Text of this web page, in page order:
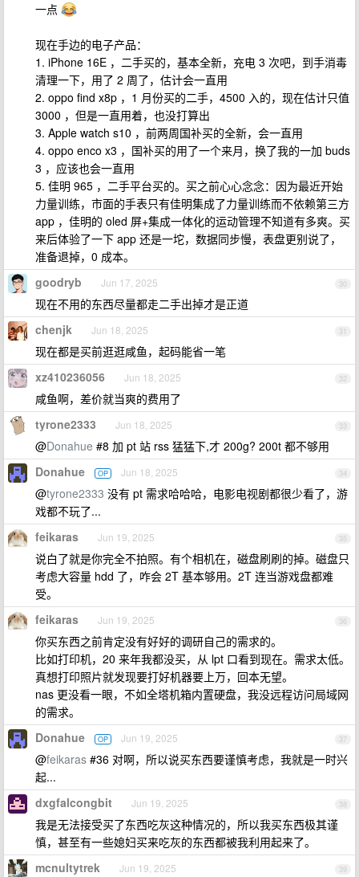
一点
现在手边的电子产品：
1. iPhone 16E ，二手买的，基本全新，充电 3 次吧，到手消毒
清理一下，用了 2 周了，估计会一直用
2. oppo find x8p ，1 月份买的二手，4500 入的，现在估计只值
3000 ，但是一直用着，也没打算出
3. Apple watch s10 ，前两周国补买的全新，会一直用
4. oppo enco x3 ，国补买的用了一个来月，换了我的一加 buds
3 ，应该也会一直用
5. 佳明 965 ，二手平台买的。买之前心心念念：因为最近开始
力量训练，市面的手表只有佳明集成了力量训练而不依赖第三方
app ，佳明的 oled 屏+集成一体化的运动管理不知道有多爽。买
来后体验了一下 app 还是一坨，数据同步慢，表盘更别说了，
准备退掉，0 成本。
30
goodryb Jun 17, 2025
现在不用的东西尽量都走二手出掉才是正道
31
chenjk Jun 18, 2025
现在都是买前逛逛咸鱼，起码能省一笔
32
xz410236056 Jun 18, 2025
咸鱼啊，差价就当爽的费用了
33
tyrone2333 Jun 18, 2025
@Donahue #8 加 pt 站 rss 猛猛下,才 200g? 200t 都不够用
34
Donahue OP Jun 18, 2025
@tyrone2333 没有 pt 需求哈哈哈，电影电视剧都很少看了，游
戏都不玩了...
35
feikaras Jun 19, 2025
说白了就是你完全不拍照。有个相机在，磁盘刷刷的掉。磁盘只
考虑大容量 hdd 了，咋会 2T 基本够用。2T 连当游戏盘都难
受。
36
feikaras Jun 19, 2025
你买东西之前肯定没有好好的调研自己的需求的。
比如打印机，20 来年我都没买，从 lpt 口看到现在。需求太低。
真想打印照片就发现要打好机器要上万，回本无望。
nas 更没看一眼，不如全塔机箱内置硬盘，我没远程访问局域网
的需求。
37
Donahue OP Jun 19, 2025
@feikaras #36 对啊，所以说买东西要谨慎考虑，我就是一时兴
起...
38
dxgfalcongbit Jun 19, 2025
我是无法接受买了东西吃灰这种情况的，所以我买东西极其谨
慎，甚至有一些媳妇买来吃灰的东西都被我利用起来了。
39
mcnultytrek Jun 19, 2025